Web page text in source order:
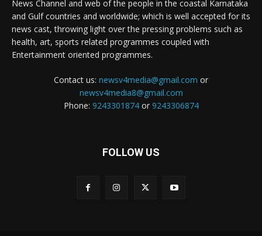
News Channel and web of the people in the coastal Karnataka
and Gulf countries and worldwide; which is well accepted for its
news cast, throwing light over the pressing problems such as
health, art, sports related programmes coupled with
Entertainment oriented programmes.
Contact us: newsv4media@gmail.com or
newsv4media8@gmail.com
Phone: 9243301874or 9243306874
FOLLOW US